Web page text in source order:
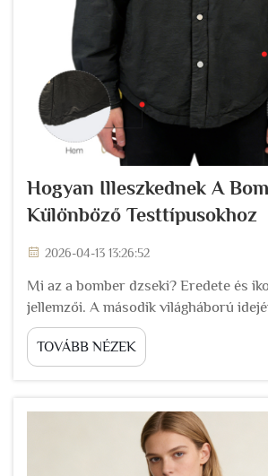
Hogyan Illeszkednek A
Különböző Testtípusokhoz
2026-04-13 13:26:52
Mi az a bomber dzseki? Eredete és
jellemzői. A második világháború
amerikai légierő pilótái repültek,
valamire, ami melegen tartja őket a
magasságokon, a hideg, nyomásmentes
TOVÁBB NÉZEK